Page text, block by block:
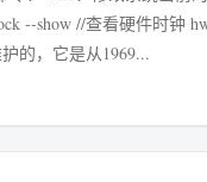
由内核维护的，它是从1969...